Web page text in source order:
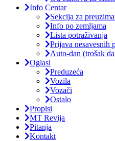
Info Centar
Sekcija za
Info po zemljama
Lista potraživanja
Prijava nesavesnih
Auto-dan (trošak
Oglasi
Preduzeća
Vozila
Vozači
Ostalo
Propisi
MT Revija
Pitanja
Kontakt